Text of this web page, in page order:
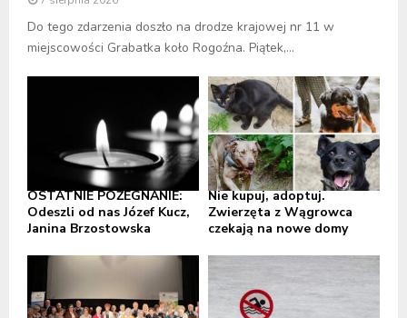
Do tego zdarzenia doszło na drodze krajowej nr 11 w
miejscowości Grabatka koło Rogoźna. Piątek,...
OSTATNIE POŻEGNANIE:
Odeszli od nas Józef Kucz,
Janina Brzostowska
Nie kupuj, adoptuj.
Zwierzęta z Wągrowca
czekają na nowe domy